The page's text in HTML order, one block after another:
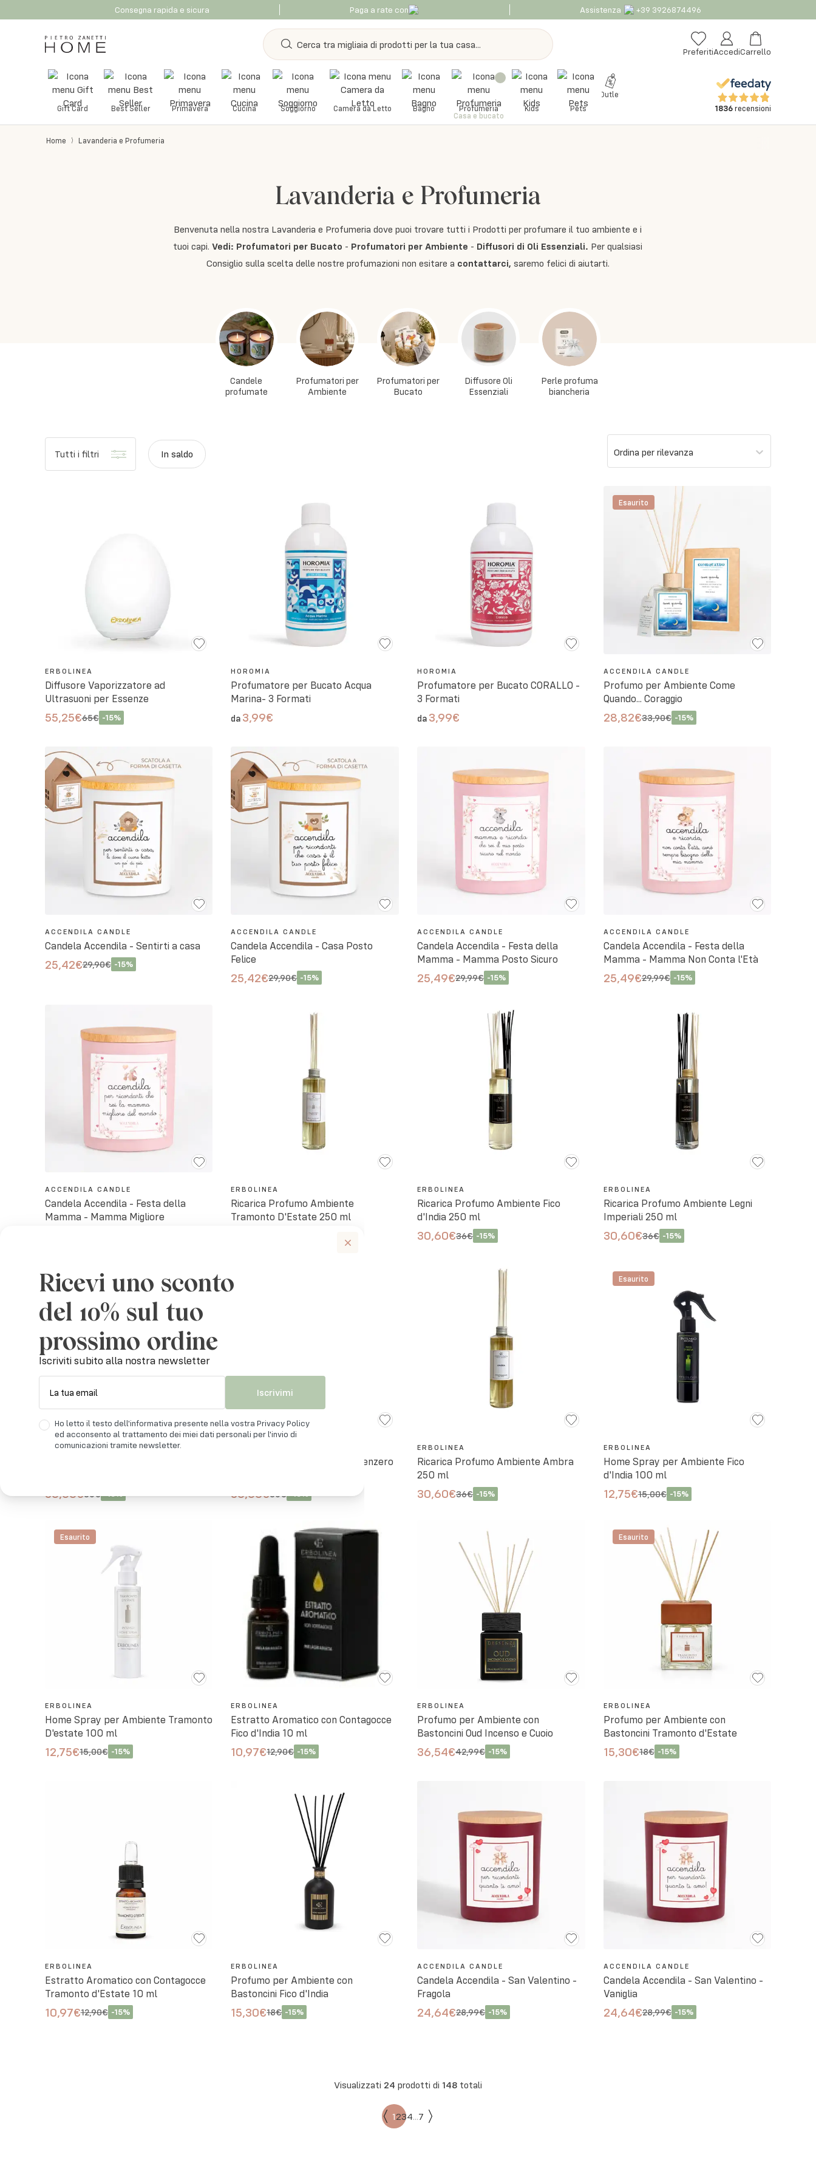
Consegna rapida e sicura Paga a rate con Assistenza +39 3926874496
PreferitiAccediCarrello
Gift Card Best Seller Primavera Cucina Soggiorno Camera da Letto Bagno
Casa e bucato
Profumeria Kids Pets
Outlet
1836recensioni
Home Lavanderia e Profumeria
Lavanderia e Profumeria
Benvenuta nella nostra Lavanderia e Profumeria dove puoi trovare tutti i Prodotti per profumare il tuo ambiente e i
tuoi capi.Vedi: Profumatori per Bucato - Profumatori per Ambiente - Diffusori di Oli Essenziali. Per qualsiasi
Consiglio sulla scelta delle nostre profumazioni non esitare a contattarci, saremo felici di aiutarti.
Candele
profumate
Profumatori per
Ambiente
Profumatori per
Bucato
Diffusore Oli
Essenziali
Perle profuma
biancheria
Tutti i filtri In saldo Ordina per rilevanza
ERBOLINEA
Diffusore Vaporizzatore ad
Ultrasuoni per Essenze
55,25€65€ -15%
HOROMIA
Profumatore per Bucato Acqua
Marina- 3 Formati
da 3,99€
HOROMIA
Profumatore per Bucato CORALLO -
3 Formati
da 3,99€
Esaurito
ACCENDILA CANDLE
Profumo per Ambiente Come
Quando... Coraggio
28,82€33,90€ -15%
ACCENDILA CANDLE
Candela Accendila - Sentirti a casa
25,42€29,90€ -15%
ACCENDILA CANDLE
Candela Accendila - Casa Posto
Felice
25,42€29,90€ -15%
ACCENDILA CANDLE
Candela Accendila - Festa della
Mamma - Mamma Posto Sicuro
25,49€29,99€ -15%
ACCENDILA CANDLE
Candela Accendila - Festa della
Mamma - Mamma Non Conta l'Età
25,49€29,99€ -15%
ACCENDILA CANDLE
Candela Accendila - Festa della
Mamma - Mamma Migliore
ERBOLINEA
Ricarica Profumo Ambiente
Tramonto D'Estate 250 ml
ERBOLINEA
Ricarica Profumo Ambiente Fico
d'India 250 ml
30,60€36€ -15%
ERBOLINEA
Ricarica Profumo Ambiente Legni
Imperiali 250 ml
30,60€36€ -15%
ERBOLINEA
30,60€36€ -15%
Ricarica Profumo Ambiente Zenzero
30,60€36€ -15%
ERBOLINEA
Ricarica Profumo Ambiente Ambra
250 ml
30,60€36€ -15%
Esaurito
ERBOLINEA
Home Spray per Ambiente Fico
d'India 100 ml
12,75€15,00€ -15%
Esaurito
ERBOLINEA
Home Spray per Ambiente Tramonto
D'estate 100 ml
12,75€15,00€ -15%
ERBOLINEA
Estratto Aromatico con Contagocce
Fico d'India 10 ml
10,97€12,90€ -15%
ERBOLINEA
Profumo per Ambiente con
Bastoncini Oud Incenso e Cuoio
36,54€42,99€ -15%
Esaurito
ERBOLINEA
Profumo per Ambiente con
Bastoncini Tramonto d'Estate
15,30€18€ -15%
ERBOLINEA
Estratto Aromatico con Contagocce
Tramonto d'Estate 10 ml
10,97€12,90€ -15%
ERBOLINEA
Profumo per Ambiente con
Bastoncini Fico d'India
15,30€18€ -15%
ACCENDILA CANDLE
Candela Accendila - San Valentino -
Fragola
24,64€28,99€ -15%
ACCENDILA CANDLE
Candela Accendila - San Valentino -
Vaniglia
24,64€28,99€ -15%
Visualizzati 24 prodotti di 148totali
1234...7
Ricevi uno sconto
del 10% sul tuo
prossimo ordine
Iscriviti subito alla nostra newsletter
La tua email Iscrivimi
Ho letto il testo dell'informativa presente nella vostra Privacy Policy
ed acconsento al trattamento dei miei dati personali per l'invio di
comunicazioni tramite newsletter.